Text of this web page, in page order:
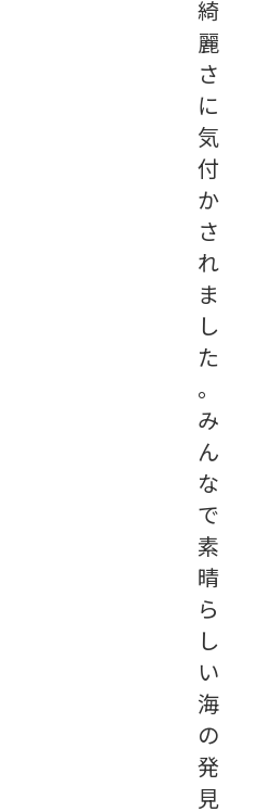
綺
麗
さ
に
気
付
か
さ
れ
ま
し
た
。
み
ん
な
で
素
晴
ら
し
い
海
の
発
見